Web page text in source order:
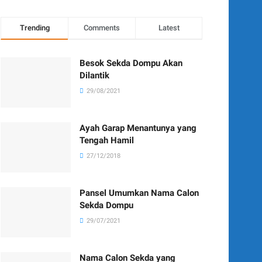
Trending Comments Latest
Besok Sekda Dompu Akan
Dilantik
29/08/2021
Ayah Garap Menantunya yang
Tengah Hamil
27/12/2018
Pansel Umumkan Nama Calon
Sekda Dompu
29/07/2021
Nama Calon Sekda yang